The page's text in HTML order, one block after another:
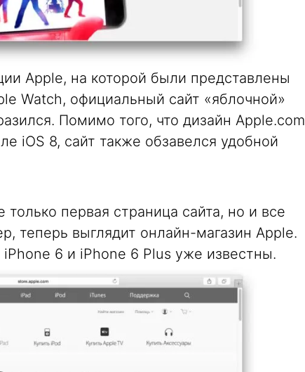
Apple, на которой были представлены
Watch, официальный сайт «яблочной»
Помимо того, что дизайн Apple.com
iOS 8, сайт также обзавелся удобной
первая страница сайта, но и все
теперь выглядит онлайн-магазин Apple.
6 и iPhone 6 Plus уже известны.